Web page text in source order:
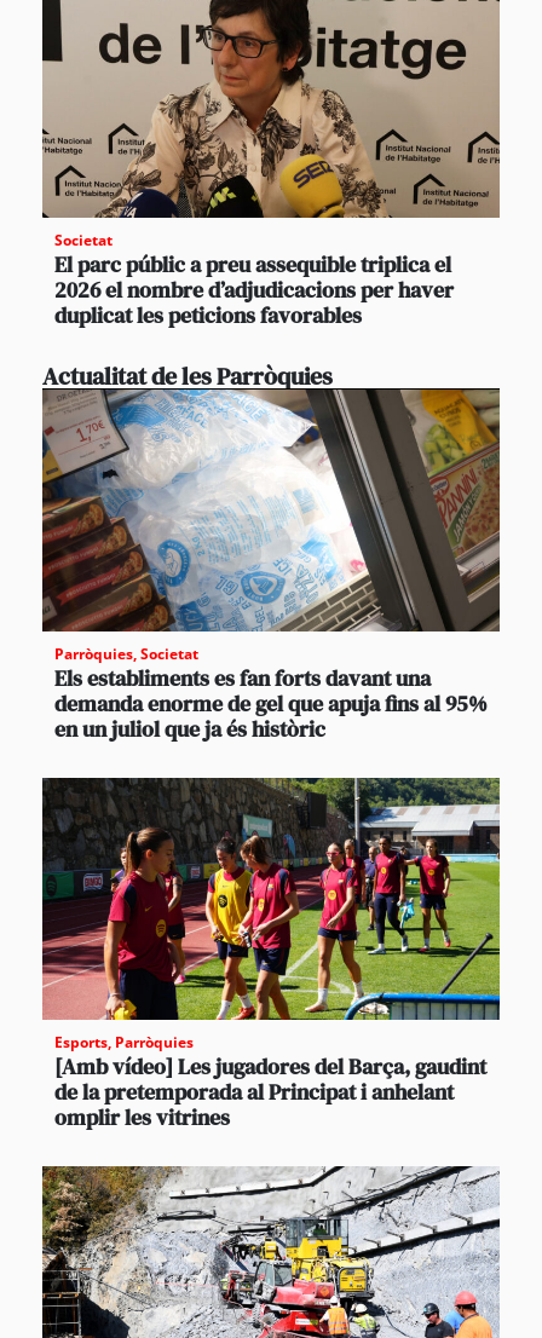
Societat
El parc públic a preu assequible triplica el
2026 el nombre d’adjudicacions per haver
duplicat les peticions favorables
Actualitat de les Parròquies
Parròquies,Societat
Els establiments es fan forts davant una
demanda enorme de gel que apuja fins al 95%
en un juliol que ja és històric
Esports, Parròquies
[Amb vídeo] Les jugadores del Barça, gaudint
de la pretemporada al Principat i anhelant
omplir les vitrines